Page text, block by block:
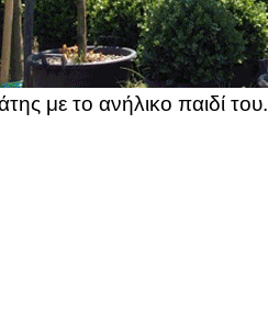
με το ανήλικο παιδί του.